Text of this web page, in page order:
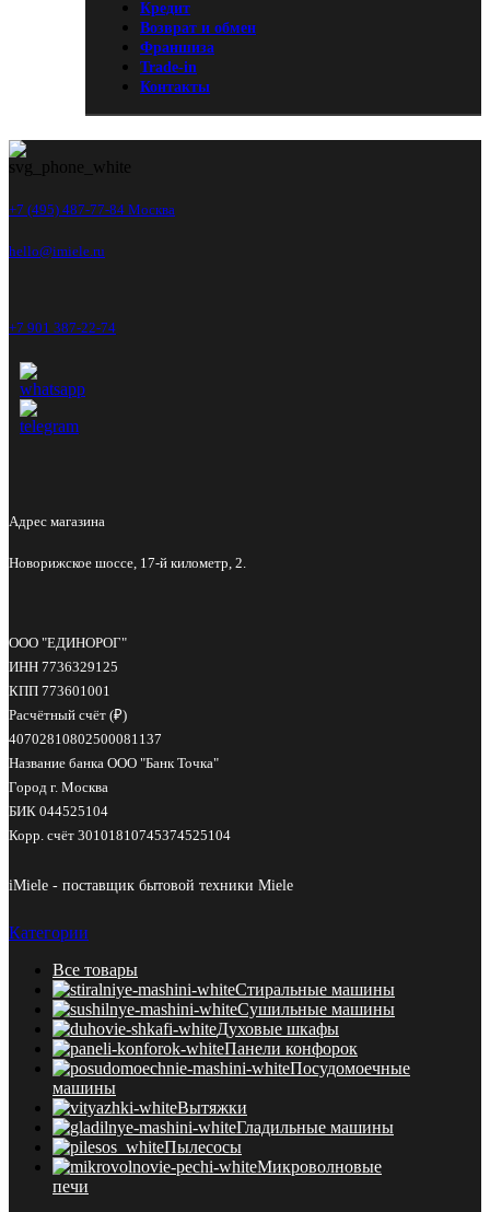
Кредит
Возврат и обмен
Франшиза
Trade-in
Контакты
+7 (495) 487-77-84 Москва
hello@imiele.ru
+7 901 387-22-74
Адрес магазина
Новорижское шоссе, 17-й километр, 2.
ООО "ЕДИНОРОГ"
ИНН 7736329125
КПП 773601001
Расчётный счёт (₽)
40702810802500081137
Название банка ООО "Банк Точка"
Город г. Москва
БИК 044525104
Корр. счёт 30101810745374525104
iMiele - поставщик бытовой техники Miele
Категории
Все товары
Стиральные машины
Сушильные машины
Духовые шкафы
Панели конфорок
Посудомоечные
машины
Вытяжки
Гладильные машины
Пылесосы
Микроволновые
печи